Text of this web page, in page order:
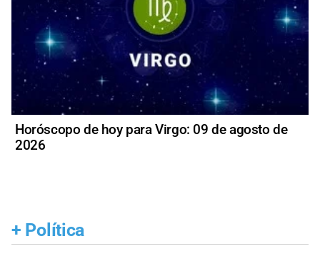
Horóscopo de hoy para Virgo: 09 de agosto de
2026
+ Política